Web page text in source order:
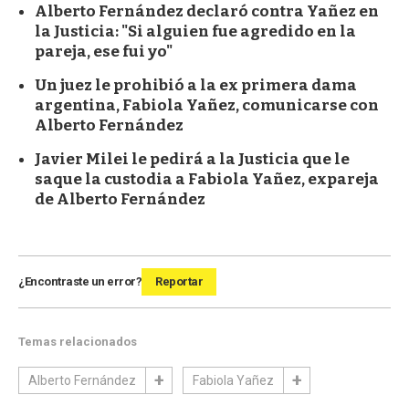
Alberto Fernández declaró contra Yañez en
la Justicia: "Si alguien fue agredido en la
pareja, ese fui yo"
Un juez le prohibió a la ex primera dama
argentina, Fabiola Yañez, comunicarse con
Alberto Fernández
Javier Milei le pedirá a la Justicia que le
saque la custodia a Fabiola Yañez, expareja
de Alberto Fernández
¿Encontraste un error? Reportar
Temas relacionados
Alberto Fernández Fabiola Yañez